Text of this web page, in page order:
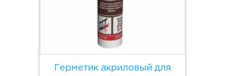
Герметик акриловый для